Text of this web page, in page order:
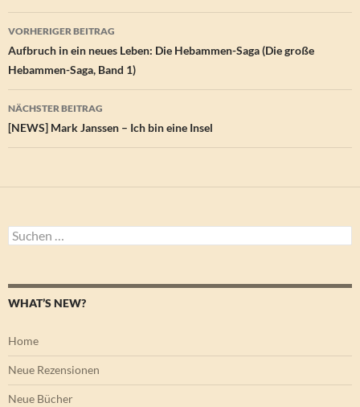
Beitragsnavigation
VORHERIGER BEITRAG
Aufbruch in ein neues Leben: Die Hebammen-Saga (Die große
Hebammen-Saga, Band 1)
NÄCHSTER BEITRAG
[NEWS] Mark Janssen – Ich bin eine Insel
Suchen
nach:
WHAT’S NEW?
Home
Neue Rezensionen
Neue Bücher